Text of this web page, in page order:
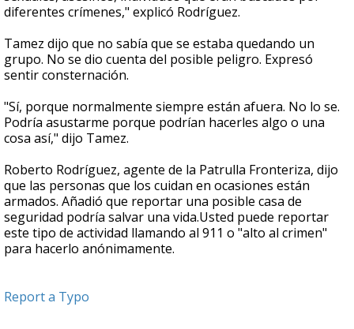
diferentes crímenes," explicó Rodríguez.
Tamez dijo que no sabía que se estaba quedando un
grupo. No se dio cuenta del posible peligro. Expresó
sentir consternación.
"Sí, porque normalmente siempre están afuera. No lo se.
Podría asustarme porque podrían hacerles algo o una
cosa así," dijo Tamez.
Roberto Rodríguez, agente de la Patrulla Fronteriza, dijo
que las personas que los cuidan en ocasiones están
armados. Añadió que reportar una posible casa de
seguridad podría salvar una vida.Usted puede reportar
este tipo de actividad llamando al 911 o "alto al crimen"
para hacerlo anónimamente.
Report a Typo